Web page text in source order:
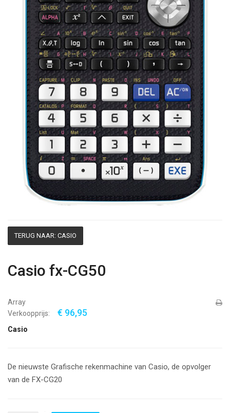
TERUG NAAR: CASIO
Casio fx-CG50
Array
Verkoopprijs:
€ 96,95
Casio
De nieuwste Grafische rekenmachine van Casio, de opvolger
van de FX-CG20